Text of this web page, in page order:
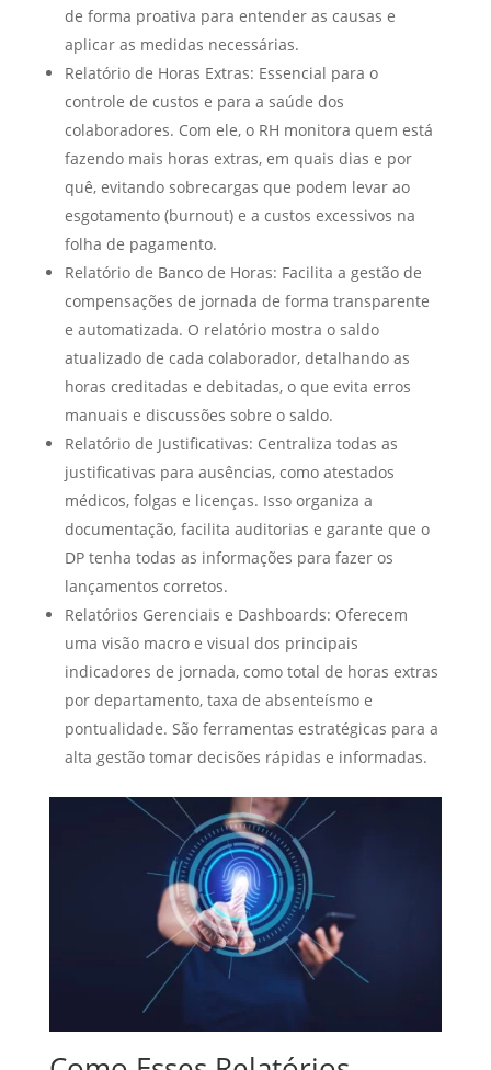
de forma proativa para entender as causas e
aplicar as medidas necessárias.
Relatório de Horas Extras: Essencial para o
controle de custos e para a saúde dos
colaboradores. Com ele, o RH monitora quem está
fazendo mais horas extras, em quais dias e por
quê, evitando sobrecargas que podem levar ao
esgotamento (burnout) e a custos excessivos na
folha de pagamento.
Relatório de Banco de Horas: Facilita a gestão de
compensações de jornada de forma transparente
e automatizada. O relatório mostra o saldo
atualizado de cada colaborador, detalhando as
horas creditadas e debitadas, o que evita erros
manuais e discussões sobre o saldo.
Relatório de Justificativas: Centraliza todas as
justificativas para ausências, como atestados
médicos, folgas e licenças. Isso organiza a
documentação, facilita auditorias e garante que o
DP tenha todas as informações para fazer os
lançamentos corretos.
Relatórios Gerenciais e Dashboards: Oferecem
uma visão macro e visual dos principais
indicadores de jornada, como total de horas extras
por departamento, taxa de absenteísmo e
pontualidade. São ferramentas estratégicas para a
alta gestão tomar decisões rápidas e informadas.